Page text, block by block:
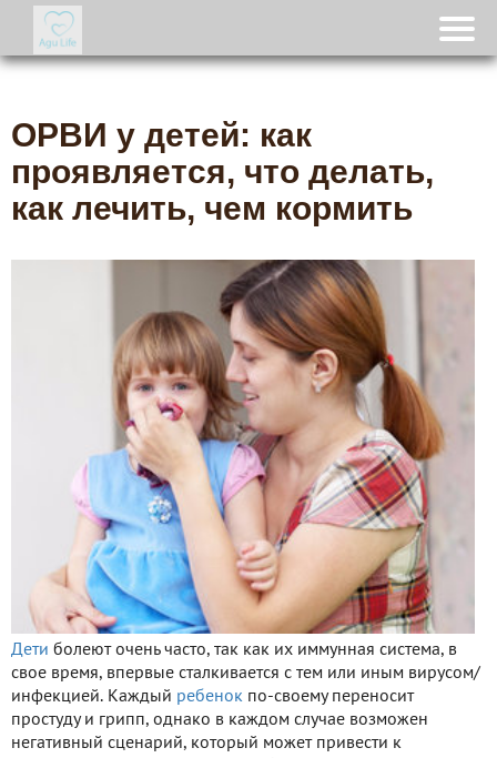
ОРВИ у детей: как
проявляется, что делать,
как лечить, чем кормить
Дети болеют очень часто, так как их иммунная система, в
свое время, впервые сталкивается с тем или иным вирусом/
инфекцией. Каждый ребенок по-своему переносит
простуду и грипп, однако в каждом случае возможен
негативный сценарий, который может привести к